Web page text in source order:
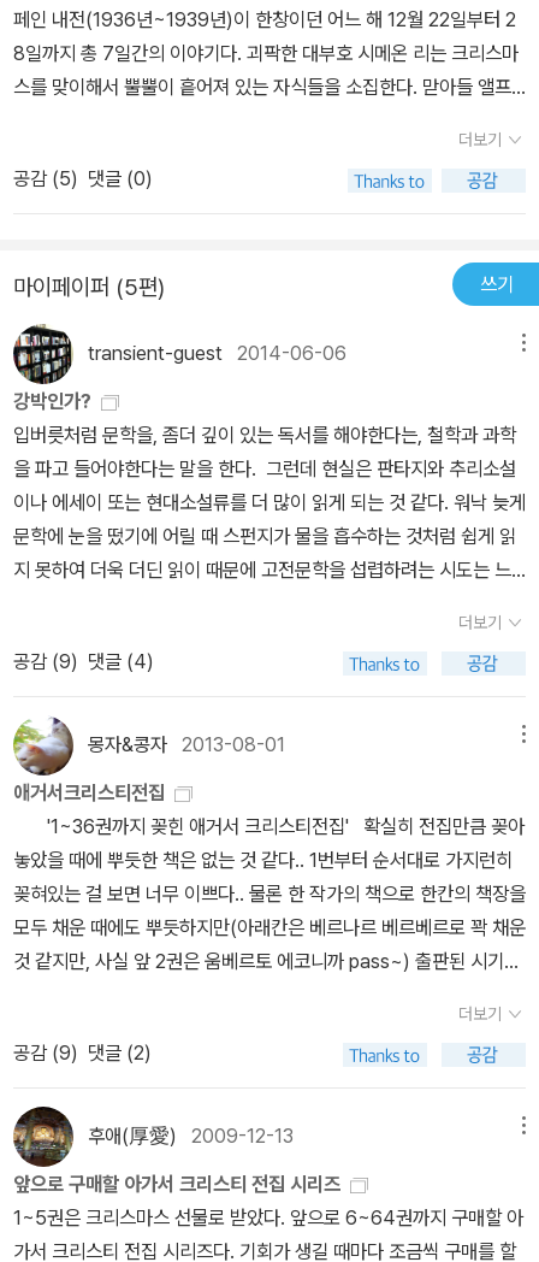
페인 내전(1936년~1939년)이 한창이던 어느 해 12월 22일부터 2
8일까지 총 7일간의 이야기다. 괴팍한 대부호 시메온 리는 크리스마
스를 맞이해서 뿔뿔이 흩어져 있는 자식들을 소집한다. 맏아들 앨프
지 리 부부, 데이비드 리 부부, 막내 해리 리, 그리고 죽은 딸 제니퍼의
딸 필라르까지, 물과 기름같은 가족들이 모였다. 이 가족은 화목한 크
리스마스 시즌을 보낼 수 있을까. 동서고금을 막론하고 명절에 모처
아닌가 보다. 게다가 살인사건이다. 아버지 시메온 리가 처참하게 죽
었다. 모두가 진실을 말한다고 하지만 '그들만의 선택된 진실'일 뿐 시
비를 가려야 한다. 그건 푸아로의 몫이다. '아닐세, 그렇지 않네. 심문
이 아니라 대화를 하겠다는 걸세!''이유가 뭡니까?'서즌이 물었다.에
르퀼 푸아로가 힘을 실어 한 손을 내저었다.'대화 중에 쟁점이 나오는
법일세. 말을 많이 하면서 진실을 드러내지 않기란 불가능하다네!'서
즌이 말했다.'그렇다면 선생님께서는 누군가 거짓말을 하고 있다고 생
각하시는군요?'푸아로가 한숨을 내쉬었다.'몽 셰르, 모두들 거짓말을
하고 있네. 상한 달걀과 싱싱한 달걀이 섞여 있는 것처럼 말일세. 그
쪽 난 199쪽에 이르러, 안타깝게도 너무 빨리 범인을 지목했다. 푸아
로는 늘 그랬던 것처럼 마지막에 이르러서야 속 시원히 내막을 털어
놓는다. 때때로 작가는 다른 함정을 파놓았지만 추리소설의 공식인
'의외의 인물'을 주시하다 보면 어느새 감이 온다. [애크로이드 살인사
건] 때와는 달리 이번엔 내 감이 틀리지 않았다. '~그녀는 마치 누군
가 보고 있지나 않은지 확인하려는 듯 주위를 둘러보고는 그것을 재
빨리 집어 들더군요. 하지만 다행히도 총경이 그 장면을 보고는 그것
을 내놓게 했답니다.''그것이 무엇인지 아십니까. 마담?''아뇨 그것을
볼 수 있을 만큼 가까이 있지 않았어요.'맥덜린의 목소리에는 아쉬움
이 담겨 있었다. '상당히 조그만 물건이었어요.'푸아로가 미간을 찌푸
리며 중얼거렸다.'이거 흥미롭군.' - 199~200쪽 그런데 다소 소 뒷걸
는 작가와의 두뇌싸움. 지더라도 도전할 가치는 충분하다. 올여름 피
빛과 하얀색으로 치장해 아름답지. 하지만 그 후엔? 줄곧 불평을 늘
어놓고 징징대는 거야. 아내가 줄곧 징징대면 남자 속에선 악마가 깨
어나는 법..... 그 여자에겐 배짱이란 게 없었어. 그게 아델라이드의 문
제였지.~' - 64쪽 데이비드 리가 말했다.'하느님의 맷돌은 더디지만
더보기
공감 (5) 댓글 (0)
마이페이퍼 (5편) 쓰기
transient-guest 2014-06-06
강박인가?
입버릇처럼 문학을, 좀더 깊이 있는 독서를 해야한다는, 철학과 과학
을 파고 들어야한다는 말을 한다. 그런데 현실은 판타지와 추리소설
이나 에세이 또는 현대소설류를 더 많이 읽게 되는 것 같다. 워낙 늦게
문학에 눈을 떴기에 어릴 때 스펀지가 물을 흡수하는 것처럼 쉽게 읽
지 못하여 더욱 더딘 읽이 때문에 고전문학을 섭렵하려는 시도는 느
떻게 읽어야 하는지도 모르겠다. 자연과학은 현대 지성인의 필수교
양분야라는 다치바나 다카시의 말에 공감하여 그리 생각하고 있고,
철학은 무엇인가 근원적인 것에 대한 궁금증 때문에 관심을 갖게 되
었는데, 시작이나 과정이나 끝이나 별볼일이 없을 것 같다.그래도 책
을 읽지 않으면 불안하고, 계속 내 흥미를 끄는 책들은 계속 나오기 때
문에 어떤 때에는 확실히 관성적으로 책을 읽는 나 자신을 본다. 이래
도 되는건지 모르겠다. 이런 것도 일종의 강박관념이 아닌가 싶다.
기실 안 읽어도 잘 사는 사람은 많은데 말이다. 실제로 주변에서 나
만큼은 커녕 내 반만큼도 읽지 않는 사람들이 더 많고, 대부분의 사람
들은 연간 독서량이 채 열 권도 되지 못한다. 이렇게 보면 참 외로운
행위를 즐기는 셈이다. 한국에서는 자계서의 영향도 있고 인문학 열
풍이 불어서인지 이런 저런 독서모임도 많고 강연도 많아서 나이에
맞는 그룹을 찾아 책읽기를 나눌 수 있는 것 같다. 그런데 여기는 일
들어가는 것은 자신이 게이임을 인증하는 정도로 받아들여지는 것이
일반적이다보니 나 같은 straight는 더더욱 이런데 활동하기가 꺼려
진다. 그래서인지 나의 독서와 책수집은 늘 혼자만의 것이다. 정확히
는 이 책이 아닌 두 번째 편을 읽었다. 지난 번에 포스팅 할 때만해도
뜨지 않던 상품인데, 이 표지는 첫 권의 표지이다. 확실히 키쿠치 히
더보기
공감 (9) 댓글 (4)
몽자&콩자 2013-08-01
애거서크리스티전집
'1~36권까지 꽂힌 애거서 크리스티전집' 확실히 전집만큼 꽂아
놓았을 때에 뿌듯한 책은 없는 것 같다.. 1번부터 순서대로 가지런히
꽂혀있는 걸 보면 너무 이쁘다.. 물론 한 작가의 책으로 한칸의 책장을
모두 채운 때에도 뿌듯하지만(아래칸은 베르나르 베르베르로 꽉 채운
것 같지만, 사실 앞 2권은 움베르토 에코니까 pass~) 출판된 시기에
해 떨어진다... 그런 점에서 1~64권까지 애거서 크리스티의 전집이
꽂혀있을 때의 감동이란 이루 말할 수 없었다.. 물론 ..80여권에 가
까운 책이 출간되는게 정상이었지만 계약상의 문제로 64권에서 멈
추었고, 그래서 9권정도의 공백이 생기게 되어 그나마 가장 모양이
비슷한 황금가지에서 출간된 '셜록홈즈시리즈'를 채워넣어 두줄을 딱
맞춰 꽂아놓았었지만.. 그래도 내가 가장 좋아하는 추리소설인 셜록
홈즈전집과 애거서 크리스티전집으로 가득 찬 책꽂이의 두칸은 보물
더보기
공감 (9) 댓글 (2)
후애(厚愛) 2009-12-13
앞으로 구매할 아가서 크리스티 전집 시리즈
1~5권은 크리스마스 선물로 받았다. 앞으로 6~64권까지 구매할 아
가서 크리스티 전집 시리즈다. 기회가 생길 때마다 조금씩 구매를 할